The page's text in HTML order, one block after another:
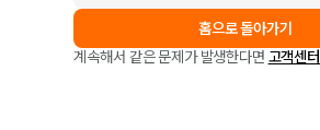
홈으로 돌아가기
계속해서 같은 문제가 발생한다면 고객센터